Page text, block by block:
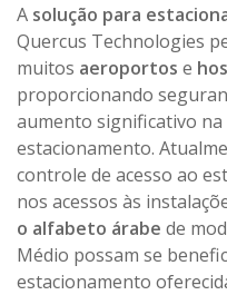
A solução para
Quercus Technologies
muitos aeroportos e
proporcionando
aumento significativo
estacionamento.
controle de acesso ao
nos acessos às
o alfabeto árabe de
Médio possam se
estacionamento